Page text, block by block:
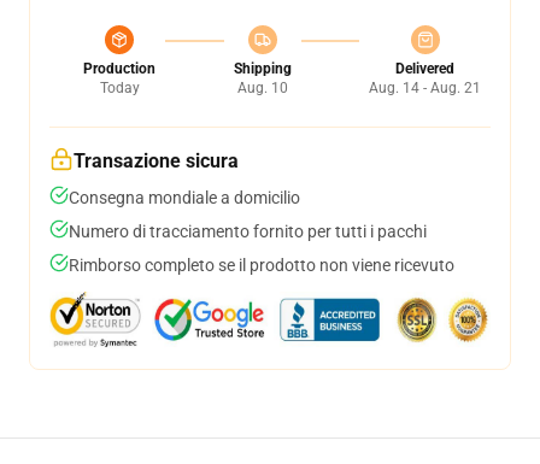
Production
Today
Shipping
Aug. 10
Delivered
Aug. 14 - Aug. 21
Transazione sicura
Consegna mondiale a domicilio
Numero di tracciamento fornito per tutti i pacchi
Rimborso completo se il prodotto non viene ricevuto